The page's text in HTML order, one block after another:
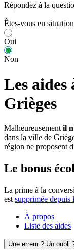
Répondez à la
Êtes-vous en
Oui
Non
Les aides
Grièges
Malheureusement il
dans la ville de
région ne proposent
Le bonus
La prime à la
est supprimée
À propos
Liste des aides
Une erreur ? Un oubli